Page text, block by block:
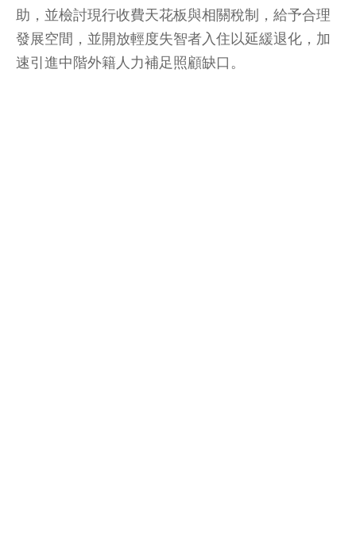
助，並檢討現行收費天花板與相關稅制，給予合理
發展空間，並開放輕度失智者入住以延緩退化，加
速引進中階外籍人力補足照顧缺口。